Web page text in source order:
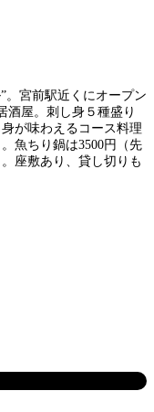
。宮前駅近くにオープン
酒屋。刺し身５種盛り
が味わえるコース料理
魚ちり鍋は3500円（先
座敷あり、貸し切りも